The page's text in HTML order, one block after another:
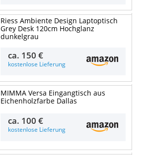
Riess Ambiente Design Laptoptisch
Grey Desk 120cm Hochglanz
dunkelgrau
ca. 150 €
kostenlose Lieferung
MIMMA Versa Eingangtisch aus
Eichenholzfarbe Dallas
ca. 100 €
kostenlose Lieferung